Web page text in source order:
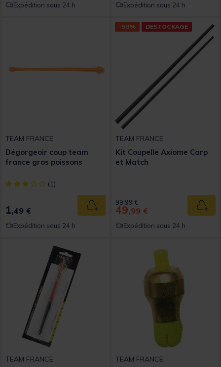
Expédition sous 24 h Expédition sous 24 h
TEAM FRANCE
Dégorgeoir coup team
france gros poissons
[object Object] out of 5 Customer Rating
(1)
1,49 € Ajouter au panier
Expédition sous 24 h
-50% DESTOCKAGE
TEAM FRANCE
Kit Coupelle Axiome Carp
et Match
Price reduced from
99,99 €to
49,99 €
Expédition sous 24 h
TEAM FRANCE TEAM FRANCE